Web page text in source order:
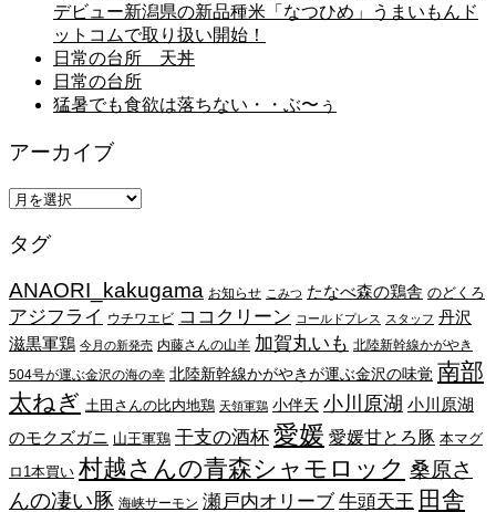
デビュー新潟県の新品種米「なつひめ」うまいもんド
ットコムで取り扱い開始！
日常の台所 天丼
日常の台所
猛暑でも食欲は落ちない・・ぶ〜ぅ
アーカイブ
ア
カ
ブ
タグ
ANAORI_kakugama お知らせ こみつ たなべ森の鶏舎 のどくろ
アジフライ ウチワエビ ココクリーン コールドプレス スタッフ 丹沢
滋黒軍鶏 今月の新発売 内藤さんの山羊 加賀丸いも 北陸新幹線かがやき
504号が運ぶ金沢の海の幸 北陸新幹線かがやきが運ぶ金沢の味覚 南部
太ねぎ 土田さんの比内地鶏 天領軍鶏 小伴天 小川原湖 小川原湖
のモクズガニ 山王軍鶏 干支の酒杯 愛媛 愛媛甘とろ豚 本マグ
ロ1本買い 村越さんの青森シャモロック 桑原さ
んの凄い豚 海峡サーモン 瀬戸内オリーブ 牛頭天王 田舎